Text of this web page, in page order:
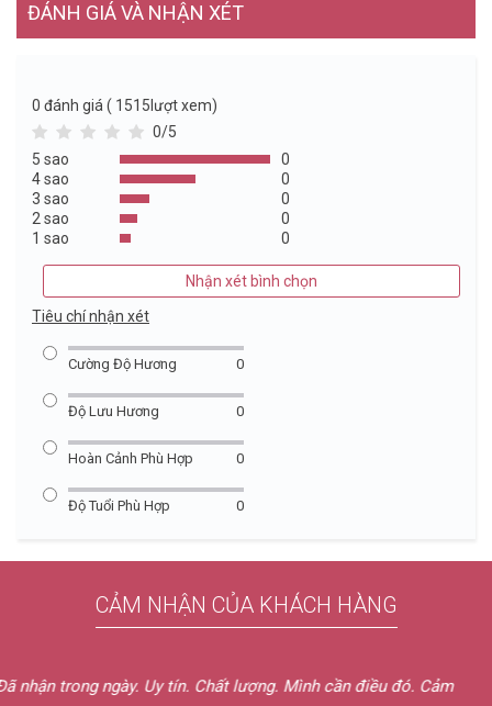
ĐÁNH GIÁ VÀ NHẬN XÉT
0 đánh giá ( 1515lượt xem)
0/5
5 sao
0
4 sao
0
3 sao
0
2 sao
0
1 sao
0
Nhận xét bình chọn
Tiêu chí nhận xét
Cường Độ Hương 0
Độ Lưu Hương 0
Hoàn Cảnh Phù Hợp 0
Độ Tuổi Phù Hợp 0
CẢM NHẬN CỦA KHÁCH HÀNG
Em nhận được nước hoa rồi chị ơi. Hàng gói cẩn thận, đến